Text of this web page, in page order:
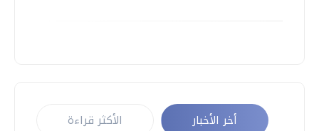
أخر الأخبار الأكثر قراءة